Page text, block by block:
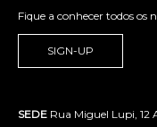
Fique a conhecer todos os
SIGN-UP
SEDE Rua Miguel Lupi, 12